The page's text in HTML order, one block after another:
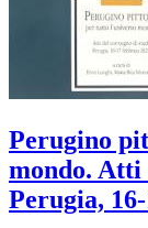
Perugino
mondo. Atti
Perugia,